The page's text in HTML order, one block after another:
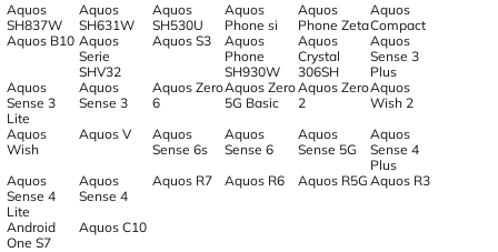
Aquos
SH837W
Aquos
SH631W
Aquos
SH530U
Aquos
Phone si
Aquos
Phone Zeta
Aquos
Compact
Aquos B10 Aquos
Serie
SHV32
Aquos S3
Aquos
Phone
SH930W
Aquos
Crystal
306SH
Aquos
Sense 3
Plus
Aquos
Sense 3
Lite
Aquos
Sense 3
Aquos Zero
6
Aquos Zero
5G Basic
Aquos Zero
2
Aquos
Wish 2
Aquos
Wish
Aquos V
Aquos
Sense 6s
Aquos
Sense 6
Aquos
Sense 5G
Aquos
Sense 4
Plus
Aquos
Sense 4
Lite
Aquos
Sense 4
Aquos R7 Aquos R6 Aquos R5G Aquos R3
Android
One S7
Aquos C10